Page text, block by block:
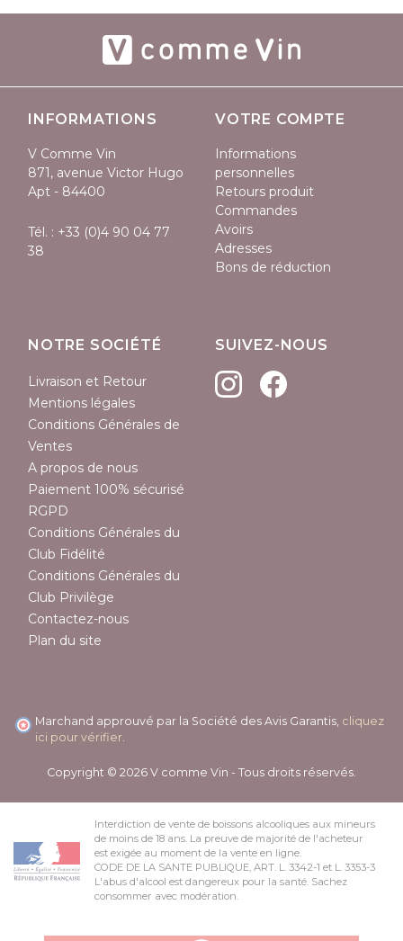
INFORMATIONS
V Comme Vin
871, avenue Victor Hugo
Apt - 84400
Tél. : +33 (0)4 90 04 77
38
VOTRE COMPTE
Informations
personnelles
Retours produit
Commandes
Avoirs
Adresses
Bons de réduction
NOTRE SOCIÉTÉ
Livraison et Retour
Mentions légales
Conditions Générales de
Ventes
A propos de nous
Paiement 100% sécurisé
RGPD
Conditions Générales du
Club Fidélité
Conditions Générales du
Club Privilège
Contactez-nous
Plan du site
SUIVEZ-NOUS
Marchand approuvé par la Société des Avis Garantis, cliquez
ici pour vérifier
Copyright © 2026 V comme Vin - Tous droits réservés.
Interdiction de vente de boissons alcooliques aux mineurs
de moins de 18 ans. La preuve de majorité de l'acheteur
est exigée au moment de la vente en ligne.
CODE DE LA SANTE PUBLIQUE, ART. L. 3342-1 et L. 3353-3
L'abus d'alcool est dangereux pour la santé. Sachez
consommer avec modération.